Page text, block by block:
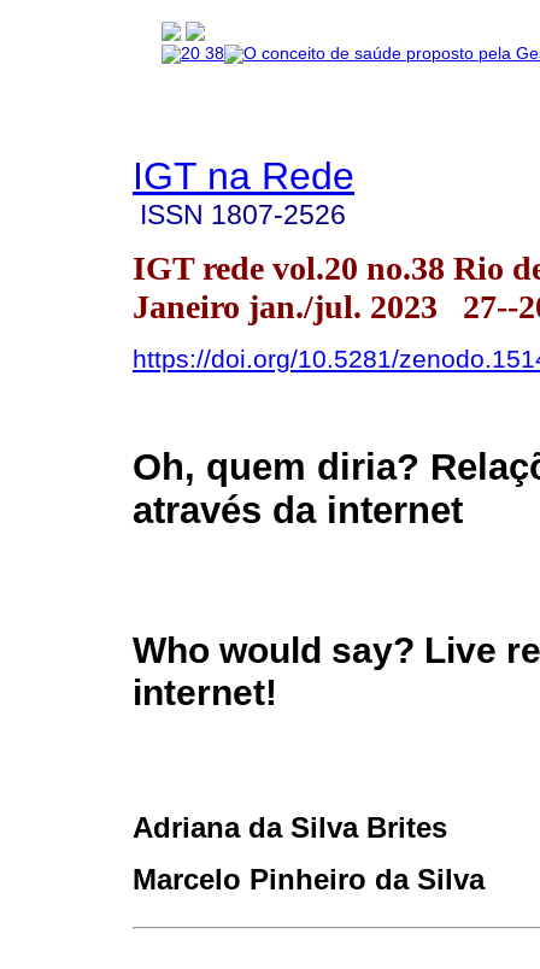
IGT na Rede
ISSN 1807-2526
IGT rede vol.20 no.38 Rio
Janeiro jan./jul. 2023 27--
https://doi.org/10.5281/
Oh, quem diria?
através da internet
Who would say? Live
internet!
Adriana da Silva Brites
Marcelo Pinheiro da Silva